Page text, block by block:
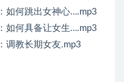
如何跳出女神心….mp3
如何具备让女生….mp3
调教长期女友.mp3